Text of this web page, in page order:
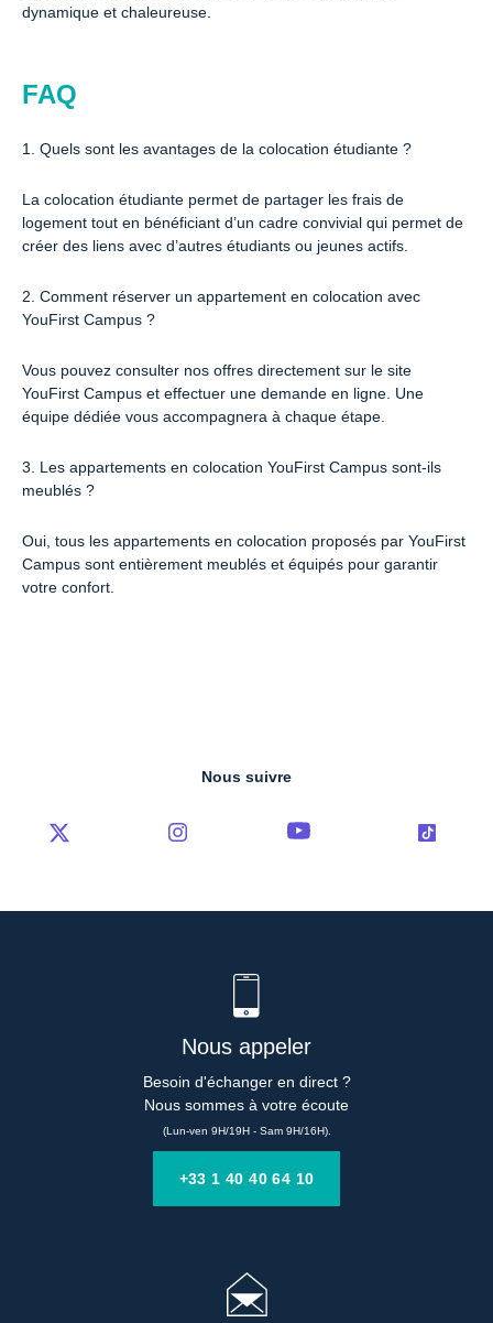
dynamique et chaleureuse.
FAQ
1. Quels sont les avantages de la colocation étudiante ?
La colocation étudiante permet de partager les frais de
logement tout en bénéficiant d’un cadre convivial qui permet de
créer des liens avec d’autres étudiants ou jeunes actifs.
2. Comment réserver un appartement en colocation avec
YouFirst Campus ?
Vous pouvez consulter nos offres directement sur le site
YouFirst Campus et effectuer une demande en ligne. Une
équipe dédiée vous accompagnera à chaque étape.
3. Les appartements en colocation YouFirst Campus sont-ils
meublés ?
Oui, tous les appartements en colocation proposés par YouFirst
Campus sont entièrement meublés et équipés pour garantir
votre confort.
Nous suivre
Nous appeler
Besoin d'échanger en direct ?
Nous sommes à votre écoute
(Lun-ven 9H/19H - Sam 9H/16H).
+33 1 40 40 64 10